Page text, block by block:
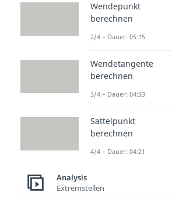
Wendepunkt
berechnen
2/4 – Dauer: 05:15
Wendetangente
berechnen
3/4 – Dauer: 04:33
Sattelpunkt
berechnen
4/4 – Dauer: 04:21
Analysis
Extremstellen